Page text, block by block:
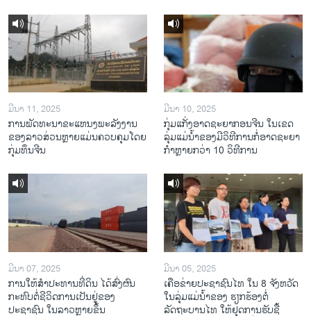
ມີນາ 11, 2025
ການພັດທະນາຂະແຫນງພະລັງງານ
ຂອງລາວສ່ວນຫຼາຍແມ່ນຄວບຄຸມໂດຍ
ກຸ່ມທຶນຈີນ
ມີນາ 10, 2025
ກຸ່ມແກັ່ງອາດຊະຍາກອນຈີນ ໃນເຂດ
ລຸ່ມແມ່ນໍ້າຂອງມີວິທີການກໍ່ອາດຊະຍາ
ກຳຫຼາຍກວ່າ 10 ວິທີການ
ມີນາ 07, 2025
ການໃຫ້ສໍາປະທານທີ່ດິນ ໄດ້ສົ່ງຜົນ
ກະທົບຕໍ່ຊີວິດການເປັນຢູ່ຂອງ
ປະຊາຊົນ ໃນລາວຫຼາຍຂຶ້ນ
ມີນາ 05, 2025
ເຄືອ​ຂ່າຍ​ປະຊາຊົນໄທ​ ໃນ 8 ຈັງຫວັດ
ໃນ​ລຸ່ມ​ແມ່​ນ້ຳ​ຂອງ ຮຽກຮ້ອງຕໍ່
ລັດຖະບານໄທ ໃຫ້ຢຸດການຮັບຊື້